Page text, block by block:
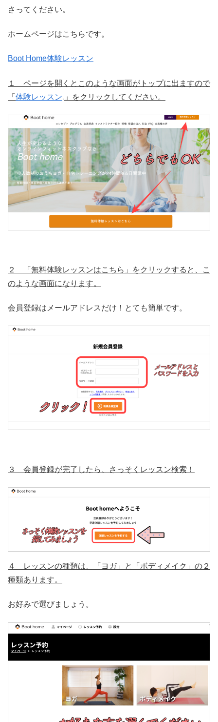
さってください。
ホームページはこちらです。
Boot Home体験レッスン
１ ページを開くとこのような画面がトップに出ますので
「 体験レッスン 」をクリックしてください。
２ 「無料体験レッスンはこちら」をクリックすると、こ
のような画面になります。
会員登録はメールアドレスだけ！とても簡単です。
３ 会員登録が完了したら、さっそくレッスン検索！
４ レッスンの種類は、「ヨガ」と「ボディメイク」の２
種類あります。
お好みで選びましょう。